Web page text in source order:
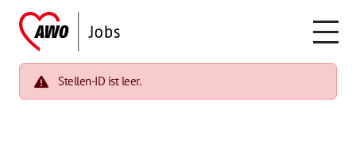
Stellen-ID ist leer.